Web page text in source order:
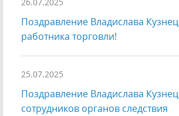
Поздравление Владислава
работника торговли!
25.07.2025
Поздравление Владислава
сотрудников органов следствия